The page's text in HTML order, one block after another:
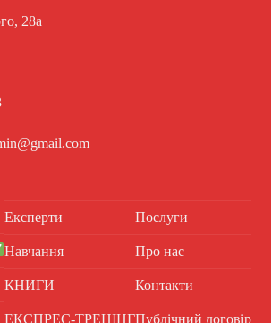
28а
Експерти
Навчання
КНИГИ
ЕКСПРЕС-ТРЕНІНГ
Послуги
Про нас
Контакти
Публічний договір